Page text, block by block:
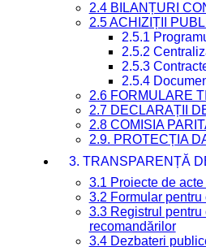
2.4 BILANȚURI
2.5 ACHIZIȚII
2.5.1
2.5.2
2.5.3
2.5.4
2.6 FORMULARE
2.7 DECLARAȚII
2.8 COMISIA
2.9. PROTECȚIA
3. TRANSPARENȚĂ
3.1 Proiecte de
3.2 Formular
3.3 Registrul
recomandărilor
3.4 Dezbateri